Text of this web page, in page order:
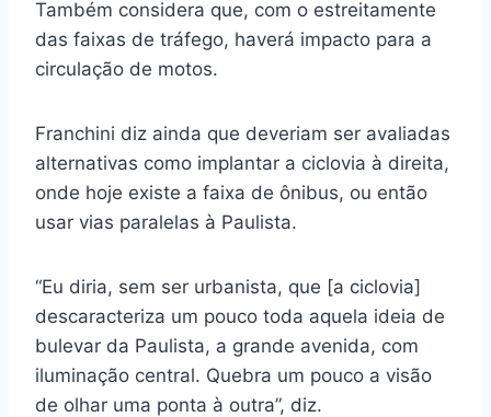
Também considera que, com o estreitamente
das faixas de tráfego, haverá impacto para a
circulação de motos.
Franchini diz ainda que deveriam ser avaliadas
alternativas como implantar a ciclovia à direita,
onde hoje existe a faixa de ônibus, ou então
usar vias paralelas à Paulista.
“Eu diria, sem ser urbanista, que [a ciclovia]
descaracteriza um pouco toda aquela ideia de
bulevar da Paulista, a grande avenida, com
iluminação central. Quebra um pouco a visão
de olhar uma ponta à outra”, diz.